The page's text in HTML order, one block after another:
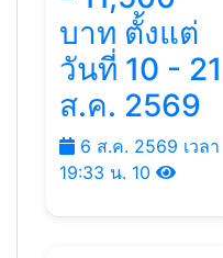
บาท ตั้งแต่
วันที่ 10 - 21
ส.ค. 2569
6 ส.ค. 2569 เวลา
19:33 น. 10